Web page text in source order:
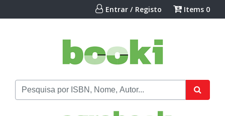
Entrar / Registo Items 0